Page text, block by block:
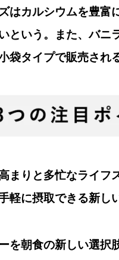
はカルシウムを豊富
という。また、バ
袋タイプで販売され
まりと多忙なライフ
軽に摂取できる新し
を朝食の新しい選択